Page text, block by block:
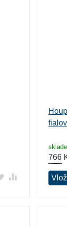
766